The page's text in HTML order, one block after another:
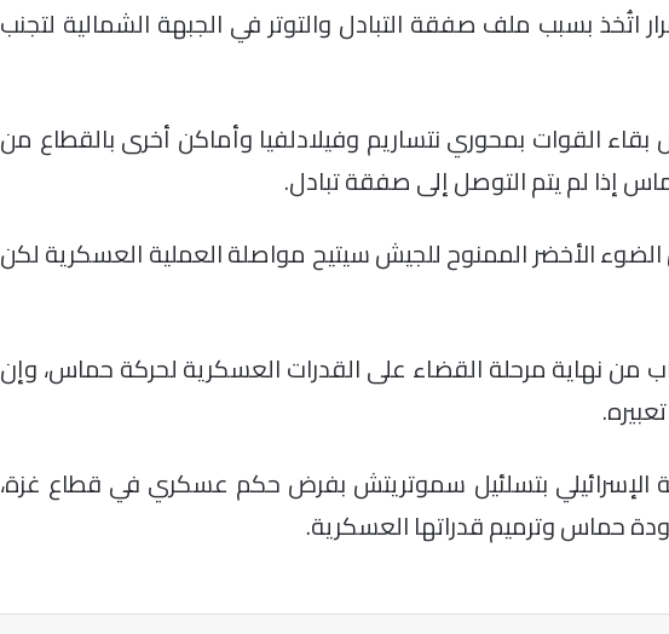
اتُخذ بسبب ملف صفقة التبادل والتوتر في الجبهة الشمالية لتجنب
بقاء القوات بمحوري نتساريم وفيلادلفيا وأماكن أخرى بالقطاع من
إذا لم يتم التوصل إلى صفقة تبادل.
الضوء الأخضر الممنوح للجيش سيتيح مواصلة العملية العسكرية لكن
من نهاية مرحلة القضاء على القدرات العسكرية لحركة حماس، وإن
الإسرائيلي بتسلئيل سموتريتش بفرض حكم عسكري في قطاع غزة،
حماس وترميم قدراتها العسكرية.